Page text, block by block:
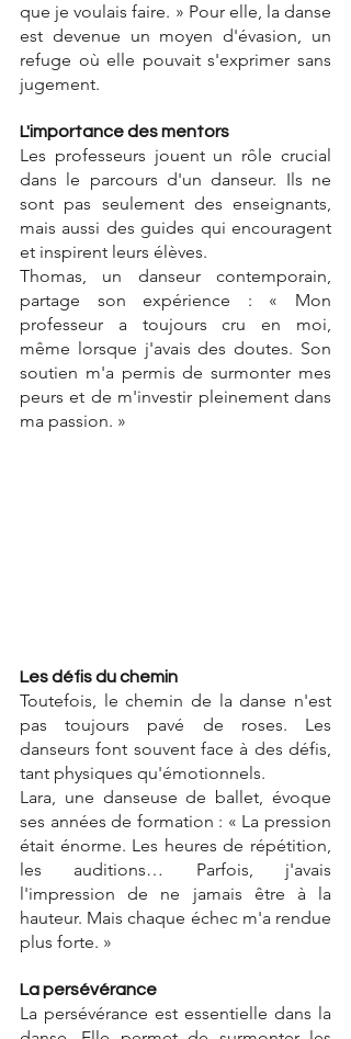
que je voulais faire. » Pour elle, la danse
est devenue un moyen d'évasion, un
refuge où elle pouvait s'exprimer sans
jugement.
L'importance des mentors
Les professeurs jouent un rôle crucial
dans le parcours d'un danseur. Ils ne
sont pas seulement des enseignants,
mais aussi des guides qui encouragent
et inspirent leurs élèves.
Thomas, un danseur contemporain,
partage son expérience : « Mon
professeur a toujours cru en moi,
même lorsque j'avais des doutes. Son
soutien m'a permis de surmonter mes
peurs et de m'investir pleinement dans
ma passion. »
Les défis du chemin
Toutefois, le chemin de la danse n'est
pas toujours pavé de roses. Les
danseurs font souvent face à des défis,
tant physiques qu'émotionnels.
Lara, une danseuse de ballet, évoque
ses années de formation : « La pression
était énorme. Les heures de répétition,
les auditions… Parfois, j'avais
l'impression de ne jamais être à la
hauteur. Mais chaque échec m'a rendue
plus forte. »
La persévérance
La persévérance est essentielle dans la